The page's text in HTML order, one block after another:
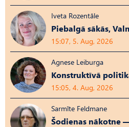
Iveta Rozentāle
Piebalgā sākās,
15:07, 5. Aug, 2026
Agnese Leiburga
Konstruktīvā
15:05, 4. Aug, 2026
Sarmīte Feldmane
Šodienas nākotne